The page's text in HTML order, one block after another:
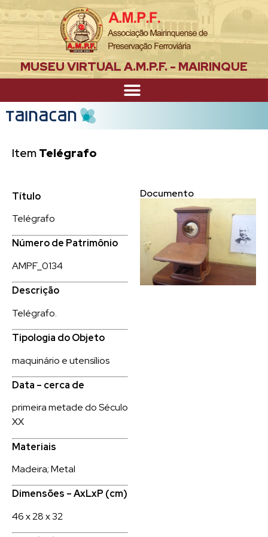
MUSEU VIRTUAL A.M.P.F. - MAIRINQUE
Item Telégrafo
Título
Telégrafo
Número de Patrimônio
AMPF_0134
Descrição
Telégrafo.
Tipologia do Objeto
maquinário e utensílios
Data – cerca de
primeira metade do Século
XX
Materiais
Madeira; Metal
Dimensões – AxLxP (cm)
46 x 28 x 32
Documento